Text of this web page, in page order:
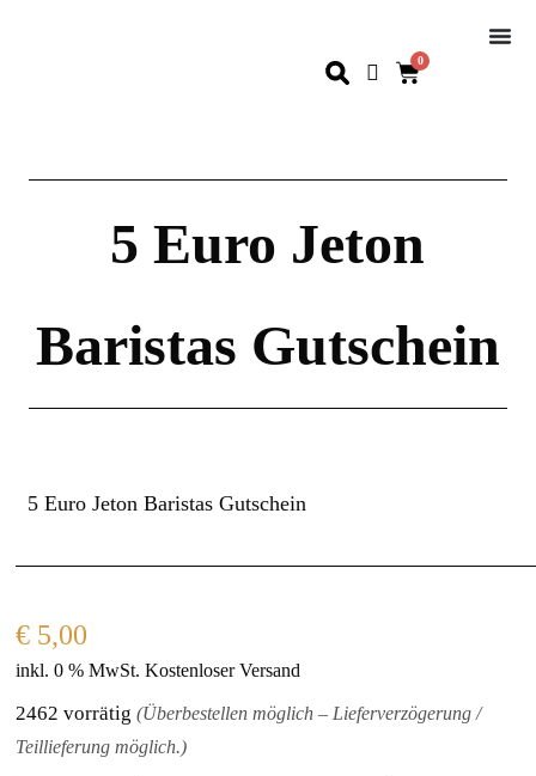
0
5 Euro Jeton
Baristas Gutschein
5 Euro Jeton Baristas Gutschein
€ 5,00
inkl. 0 % MwSt. Kostenloser Versand
2462 vorrätig(Überbestellen möglich – Lieferverzögerung /
Teillieferung möglich.)